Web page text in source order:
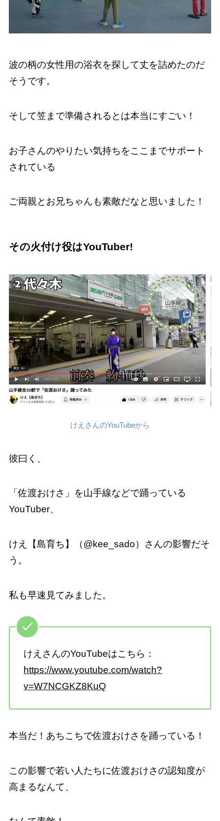
波の柄の女性用の浴衣を探して丈を詰めたのだ
そうです。
そして笠まで準備されるとは本当にすごい！
お子さんのやりたい気持ちをここまでサポート
されている
ご両親とお兄ちゃんも素敵だなと思いました！
その火付け役はYouTuber!
けえさんのYouTubeから
彼曰く、
「佐渡おけさ」を山手線などで踊っている
YouTuber、
けえ【島育ち】（@kee_sado）さんの影響だそ
う。
私も早速見てみました。
けえさんのYouTubeはこちら：
https://www.youtube.com/watch?
v=W7NCGKZ8KuQ
本当だ！あちこちで佐渡おけさを踊っている！
この影響で若い人たちに佐渡おけさの認知度が
高まるなんて、